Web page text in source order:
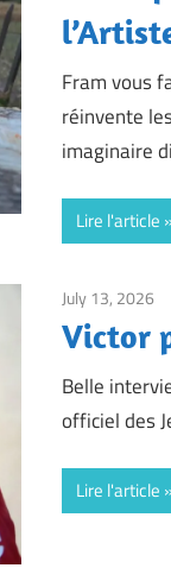
Fram vous
réinvente
imaginaire
Lire l'article
July 13, 2026
Victor
Belle
officiel des
Lire l'article